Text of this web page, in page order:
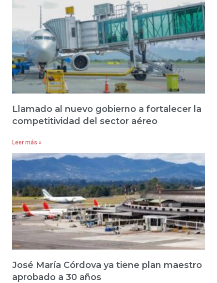
Llamado al nuevo gobierno a fortalecer la
competitividad del sector aéreo
Leer más »
José María Córdova ya tiene plan maestro
aprobado a 30 años